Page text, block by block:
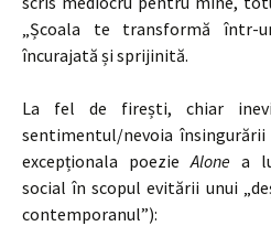
„Școala te transformă
încurajată și sprijinită.
La fel de firești, chiar
sentimentul/nevoia
excepționala poezieAlone a
social în scopul evitării unui
contemporanul”):